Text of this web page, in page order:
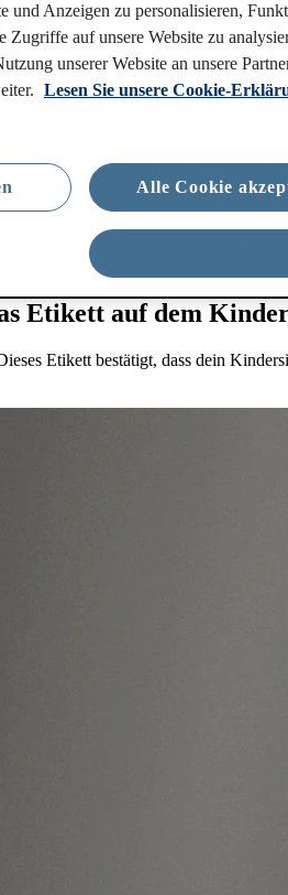
Etikett auf dem
Etikett bestätigt, dass dein
und Anzeigen zu personalisieren,
Zugriffe auf unsere Website zu
unserer Website an unsere
Lesen Sie unsere Cookie-
Alle Cookie